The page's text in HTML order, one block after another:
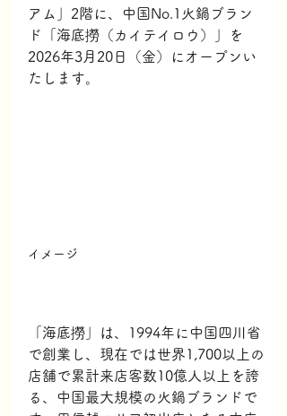
アム」2階に、中国No.1火鍋ブラン
ド「海底撈（カイテイロウ）」を
2026年3月20日（金）にオープンい
たします。
イメージ
「海底撈」は、1994年に中国四川省
で創業し、現在では世界1,700以上の
店舗で累計来店客数10億人以上を誇
る、中国最大規模の火鍋ブランドで